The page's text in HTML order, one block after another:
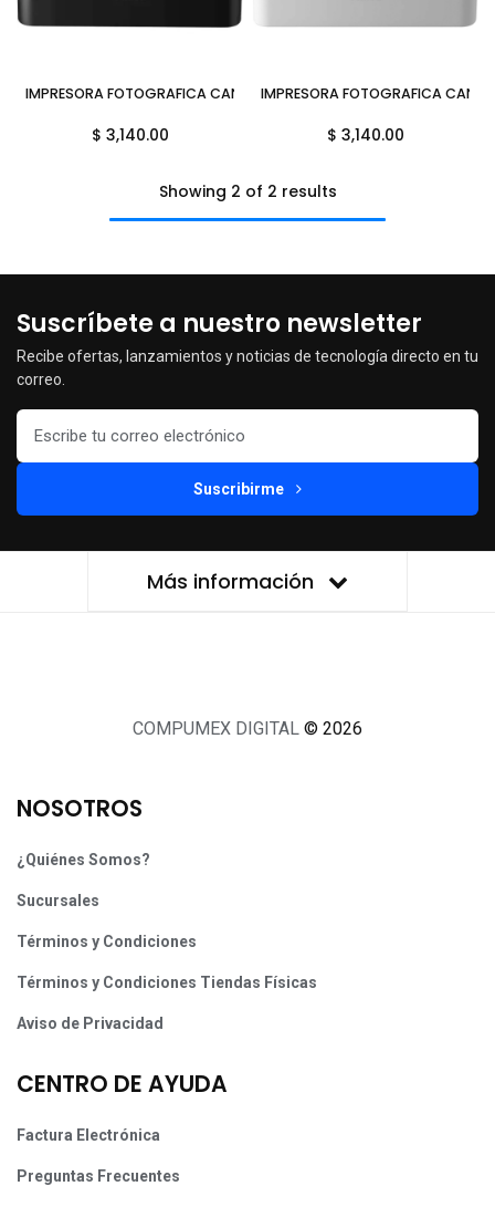
IMPRESORA FOTOGRAFICA CANON SELPHY CP1500
$ 3,140.00
IMPRESORA FOTOGRAFICA
$ 3,140.00
Showing 2 of 2 results
Suscríbete a nuestro newsletter
Recibe ofertas, lanzamientos y noticias de tecnología directo en tu
correo.
Suscribirme
Más información
COMPUMEX DIGITAL © 2026
NOSOTROS
¿Quiénes Somos?
Sucursales
Términos y Condiciones
Términos y Condiciones Tiendas Físicas
Aviso de Privacidad
CENTRO DE AYUDA
Factura Electrónica
Preguntas Frecuentes